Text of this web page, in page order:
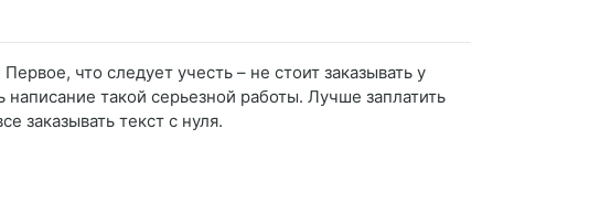
что следует учесть – не стоит заказывать у
такой серьезной работы. Лучше заплатить
заказывать текст с нуля.